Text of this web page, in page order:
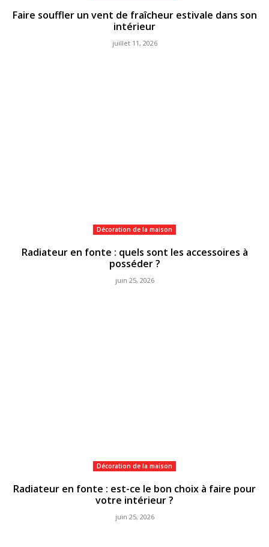
Faire souffler un vent de fraîcheur estivale dans son
intérieur
juillet 11, 2026
Décoration de la maison
Radiateur en fonte : quels sont les accessoires à
posséder ?
juin 25, 2026
Décoration de la maison
Radiateur en fonte : est-ce le bon choix à faire pour
votre intérieur ?
juin 25, 2026